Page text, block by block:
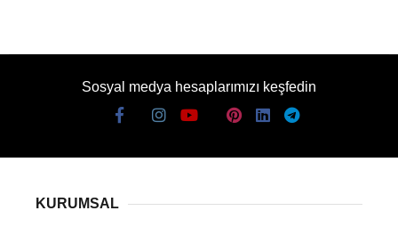
Sosyal medya hesaplarımızı keşfedin
KURUMSAL